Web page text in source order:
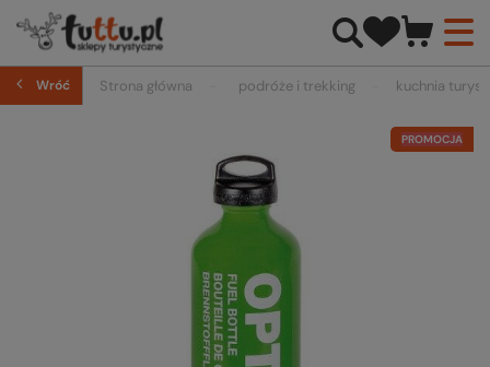
Wróć Strona główna podróże i trekking kuchnia
PROMOCJA